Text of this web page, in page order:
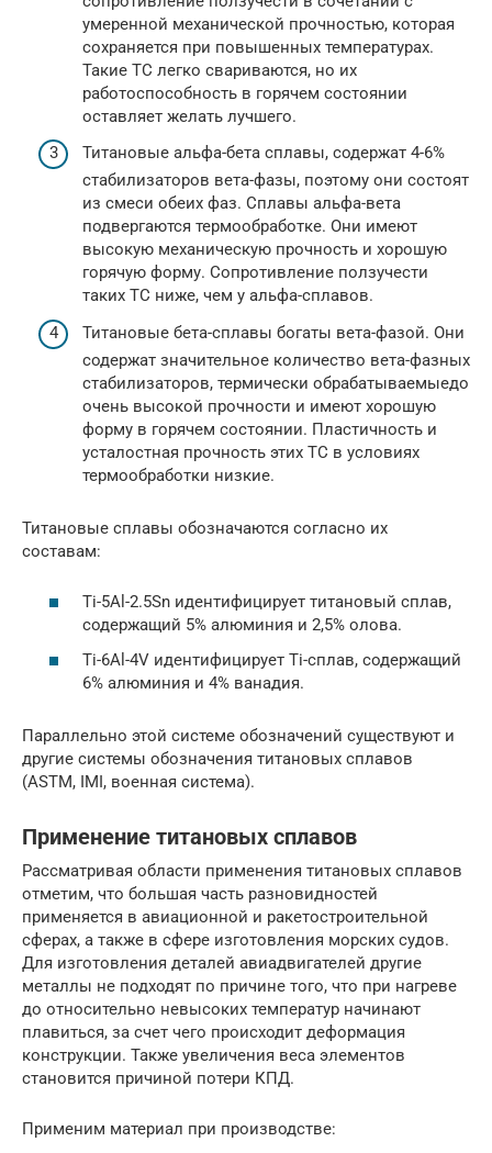
умеренной механической прочностью, которая
сохраняется при повышенных температурах.
Такие ТС легко свариваются, но их
работоспособность в горячем состоянии
оставляет желать лучшего.
Титановые альфа-бета сплавы, содержат 4-6%
стабилизаторов вета-фазы, поэтому они состоят
из смеси обеих фаз. Сплавы альфа-вета
подвергаются термообработке. Они имеют
высокую механическую прочность и хорошую
горячую форму. Сопротивление ползучести
таких ТС ниже, чем у альфа-сплавов.
Титановые бета-сплавы богаты вета-фазой. Они
содержат значительное количество вета-фазных
стабилизаторов, термически обрабатываемыедо
очень высокой прочности и имеют хорошую
форму в горячем состоянии. Пластичность и
усталостная прочность этих ТС в условиях
термообработки низкие.
Титановые сплавы обозначаются согласно их
составам:
Ti-5Al-2.5Sn идентифицирует титановый сплав,
содержащий 5% алюминия и 2,5% олова.
Ti-6Al-4V идентифицирует Ti-сплав, содержащий
6% алюминия и 4% ванадия.
Параллельно этой системе обозначений существуют и
другие системы обозначения титановых сплавов
(ASTM, IMI, военная система).
Применение титановых сплавов
Рассматривая области применения титановых сплавов
отметим, что большая часть разновидностей
применяется в авиационной и ракетостроительной
сферах, а также в сфере изготовления морских судов.
Для изготовления деталей авиадвигателей другие
металлы не подходят по причине того, что при нагреве
до относительно невысоких температур начинают
плавиться, за счет чего происходит деформация
конструкции. Также увеличения веса элементов
становится причиной потери КПД.
Применим материал при производстве: